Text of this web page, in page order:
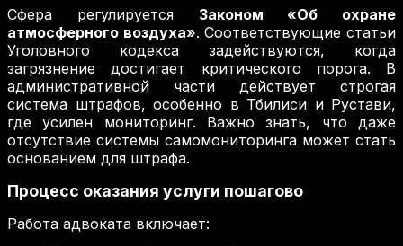
Сфера регулируется Законом «Об охране
атмосферного воздуха». Соответствующие статьи
Уголовного кодекса задействуются, когда
загрязнение достигает критического порога. В
административной части действует строгая
система штрафов, особенно в Тбилиси и Рустави,
где усилен мониторинг. Важно знать, что даже
отсутствие системы самомониторинга может стать
основанием для штрафа.
Процесс оказания услуги пошагово
Работа адвоката включает: